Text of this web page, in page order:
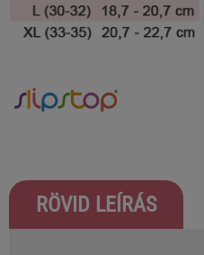
RÖVID LEÍRÁS